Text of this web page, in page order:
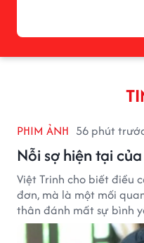
PHIM ẢNH 56 phút
Nỗi sợ hiện tại
Việt Trinh cho biết điều
đơn, mà là một mối
thân đánh mất sự bình